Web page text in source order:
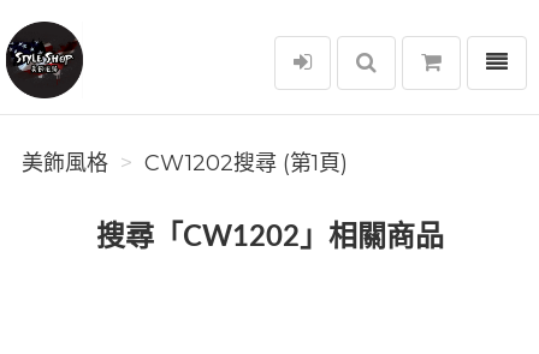
美飾風格
選單
美飾風格 CW1202搜尋 (第1頁)
搜尋「CW1202」相關商品